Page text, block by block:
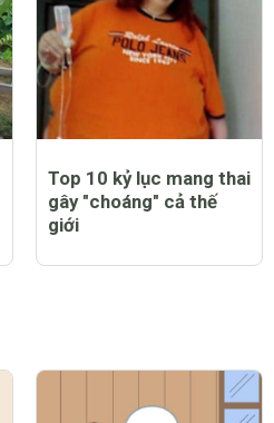
Top 10 kỷ lục mang thai
gây "choáng" cả thế
giới